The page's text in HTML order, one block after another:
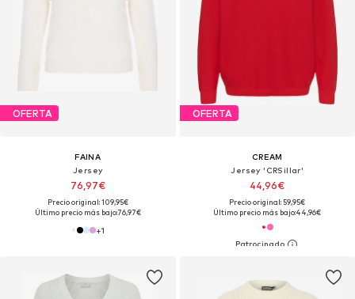
OFERTA
FAINA
Jersey
76,97€
Precio original: 109,95€
Último precio más bajo:76,97€
+1
OFERTA
CREAM
Jersey 'CRSillar'
44,96€
Precio original: 59,95€
Último precio más bajo:44,96€